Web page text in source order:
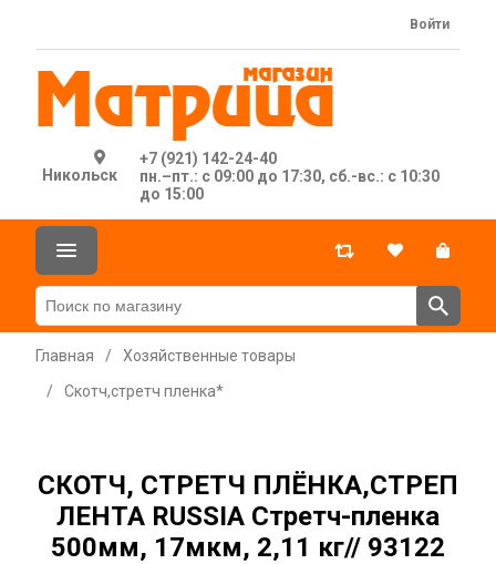
Никольск
+7 (921) 142-24-40
пн.–пт.: с 09:00 до 17:30, сб.-вс.: с 10:30
до 15:00
Войти
Главная /
Хозяйственные товары
/
Скотч,стретч пленка*
СКОТЧ, СТРЕТЧ ПЛЁНКА,СТРЕП
ЛЕНТА RUSSIA Стретч-пленка
500мм, 17мкм, 2,11 кг// 93122